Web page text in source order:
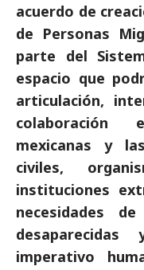
acuerdo de
de Personas
parte del
espacio que
articulación,
colaboración
mexicanas y
civiles,
instituciones
necesidades
imperativo